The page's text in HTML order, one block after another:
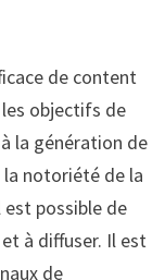
de content
objectifs de
la génération de
notoriété de la
possible de
à diffuser. Il est
de